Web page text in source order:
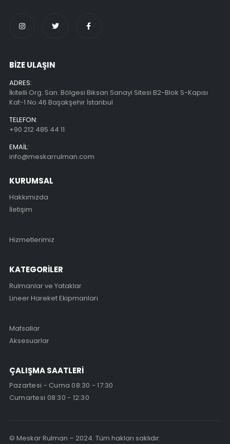
BİZE ULAŞIN
ADRES:
İkitelli Org. San. Bölgesi Biksan Sanayi Sitesi B2-Blok S-Kapısı
Kat-1 No:46 Başakşehir İstanbul
TELEFON:
+90 212 485 44 11
EMAIL:
info@meskarrulman.com
KURUMSAL
Hakkımızda
İletişim
Hizmetlerimiz
KATEGORİLER
Rulmanlar ve Yataklar
Lineer Hareket Ekipmanları
Mafsallar
Aksesuarlar
ÇALIŞMA SAATLERİ
Pazartesi - Cuma 08:30 - 17:30
Cumartesi 08:30 - 12:30
© Meskar Rulman – 2024. Tüm hakları saklıdır.